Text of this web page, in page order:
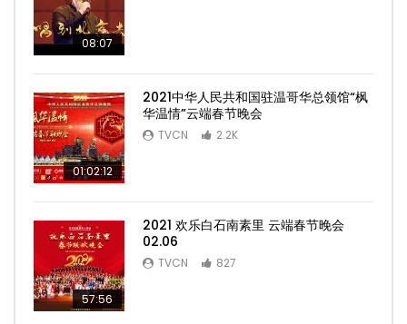
08:07
01:02:12
2021中华人民共和国驻温哥华总领馆“枫
华温情”云端春节晚会
TVCN 2.2K
57:56
2021 欢乐白石南素里 云端春节晚会
02.06
TVCN 827